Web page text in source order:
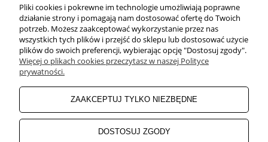
POMOC
ZAKUPY
MOJE KONTO
INFORMACJE
Pliki cookies i pokrewne im technologie umożliwiają poprawne
działanie strony i pomagają nam dostosować ofertę do Twoich
potrzeb. Możesz zaakceptować wykorzystanie przez nas
wszystkich tych plików i przejść do sklepu lub dostosować użycie
plików do swoich preferencji, wybierając opcję "Dostosuj zgody".
Więcej o plikach cookies przeczytasz w naszej Polityce
prywatności.
ZAAKCEPTUJ TYLKO NIEZBĘDNE
DOSTOSUJ ZGODY